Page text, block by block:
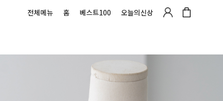
전체메뉴 홈 베스트100 오늘의신상